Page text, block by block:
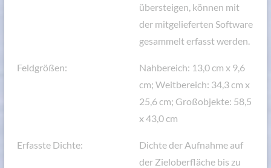
übersteigen, können mit
der mitgelieferten Software
gesammelt erfasst werden.
Feldgrößen:
Nahbereich: 13,0 cm x 9,6
cm; Weitbereich: 34,3 cm x
25,6 cm; Großobjekte: 58,5
x 43,0 cm
Erfasste Dichte:
Dichte der Aufnahme auf
der Zieloberfläche bis zu